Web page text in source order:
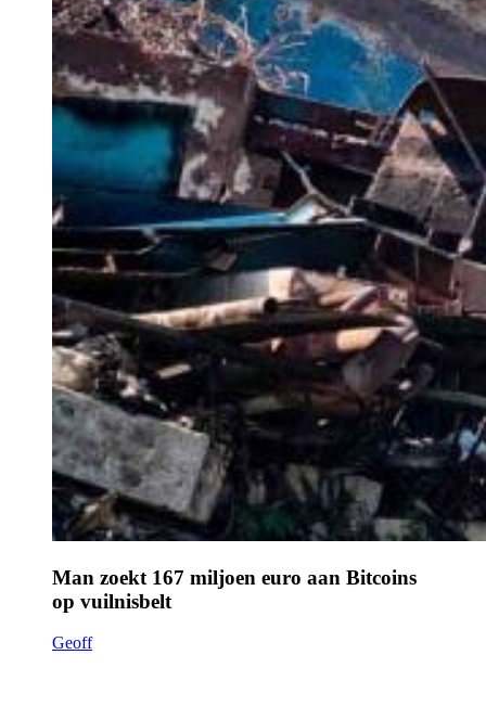
Man zoekt 167 miljoen euro aan Bitcoins
op vuilnisbelt
Geoff